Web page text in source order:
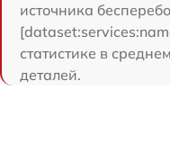
источника
статистике в
деталей.